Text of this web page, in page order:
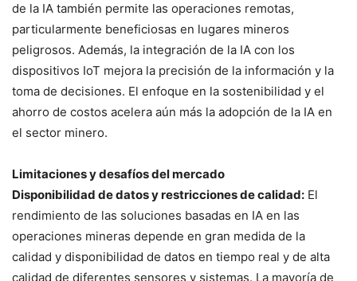
de la IA también permite las operaciones remotas,
particularmente beneficiosas en lugares mineros
peligrosos. Además, la integración de la IA con los
dispositivos IoT mejora la precisión de la información y la
toma de decisiones. El enfoque en la sostenibilidad y el
ahorro de costos acelera aún más la adopción de la IA en
el sector minero.
Limitaciones y desafíos del mercado
Disponibilidad de datos y restricciones de calidad: El
rendimiento de las soluciones basadas en IA en las
operaciones mineras depende en gran medida de la
calidad y disponibilidad de datos en tiempo real y de alta
calidad de diferentes sensores y sistemas. La mayoría de